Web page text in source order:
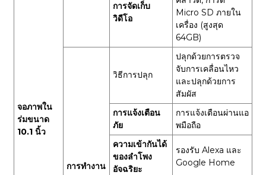
จอภาพใน
ร่มขนาด
10.1 นิ้ว
การจัดเก็บ
วิดีโอ
Micro SD ภายใน
เครื่อง (สูงสุด
64GB)
การทำงาน
วิธีการปลุก
ปลุกด้วยการตรวจ
จับการเคลื่อนไหว
และปลุกด้วยการ
สัมผัส
การแจ้งเตือน
ภัย
การแจ้งเตือนผ่านแอ
พมือถือ
ความเข้ากันได้
ของลำโพง
อัจฉริยะ
รองรับ Alexa และ
Google Home